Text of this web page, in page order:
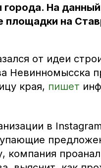
города. На
на
от идеи
Невинномысска
края, пишет
в
компания